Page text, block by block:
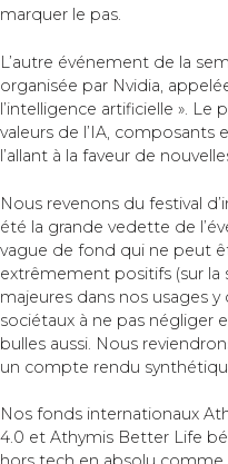
marquer le pas.
L’autre événement de la
organisée par Nvidia,
l’intelligence artificielle ». Le
valeurs de l’IA,
l’allant à la faveur de
Nous revenons du festival
été la grande vedette de
vague de fond qui ne peut
extrêmement positifs (sur
majeures dans nos usages
sociétaux à ne pas négliger
bulles aussi. Nous
un compte rendu
Nos fonds internationaux
4.0 et Athymis Better Life